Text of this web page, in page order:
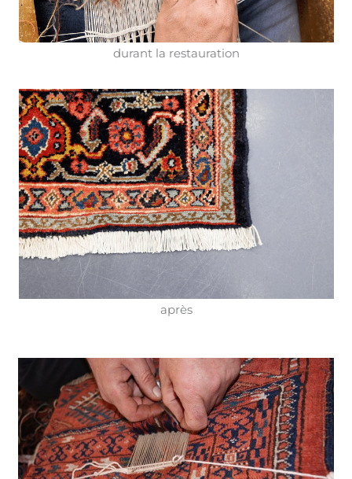
durant la restauration
après